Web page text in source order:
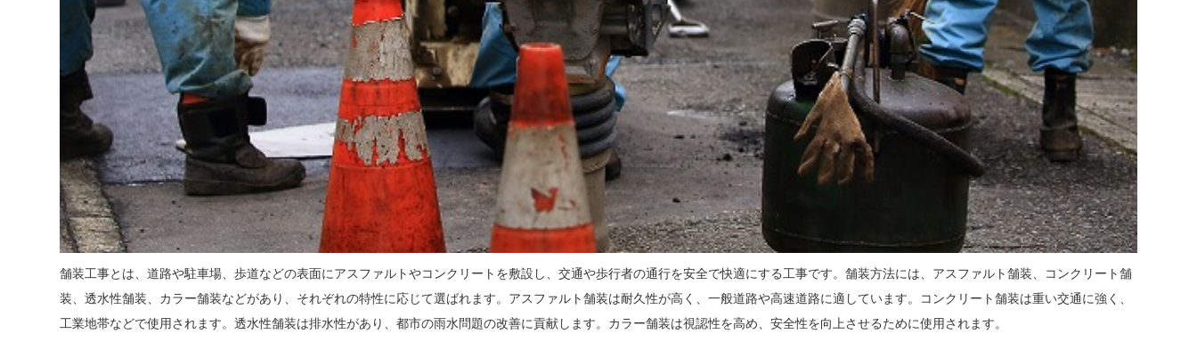
舗装工事とは、道路や駐車場、歩道などの表面にアスファルトやコンクリートを敷設し、交通や歩行者の通行を安全で快適にする工事です。舗装方法には、アスファルト舗装、コンクリート舗
装、透水性舗装、カラー舗装などがあり、それぞれの特性に応じて選ばれます。アスファルト舗装は耐久性が高く、一般道路や高速道路に適しています。コンクリート舗装は重い交通に強く、
工業地帯などで使用されます。透水性舗装は排水性があり、都市の雨水問題の改善に貢献します。カラー舗装は視認性を高め、安全性を向上させるために使用されます。